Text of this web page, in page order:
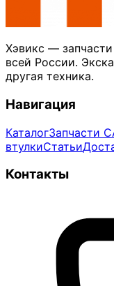
Хэвикс —
всей России.
другая техника.
Навигация
КаталогЗапчасти
втулкиСтатьи
Контакты